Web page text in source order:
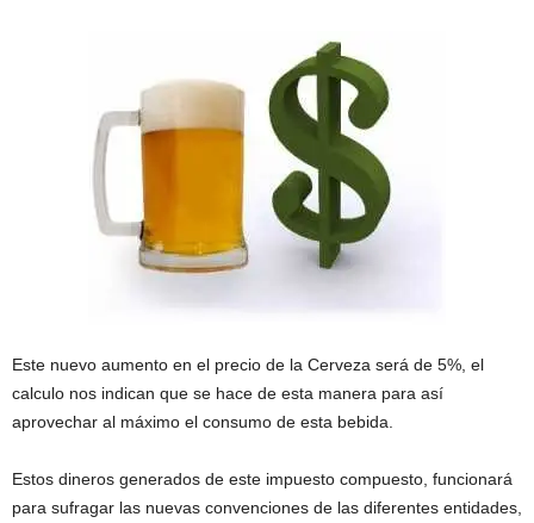
Este nuevo aumento en el precio de la Cerveza será de 5%, el
calculo nos indican que se hace de esta manera para así
aprovechar al máximo el consumo de esta bebida.
Estos dineros generados de este impuesto compuesto, funcionará
para sufragar las nuevas convenciones de las diferentes entidades,